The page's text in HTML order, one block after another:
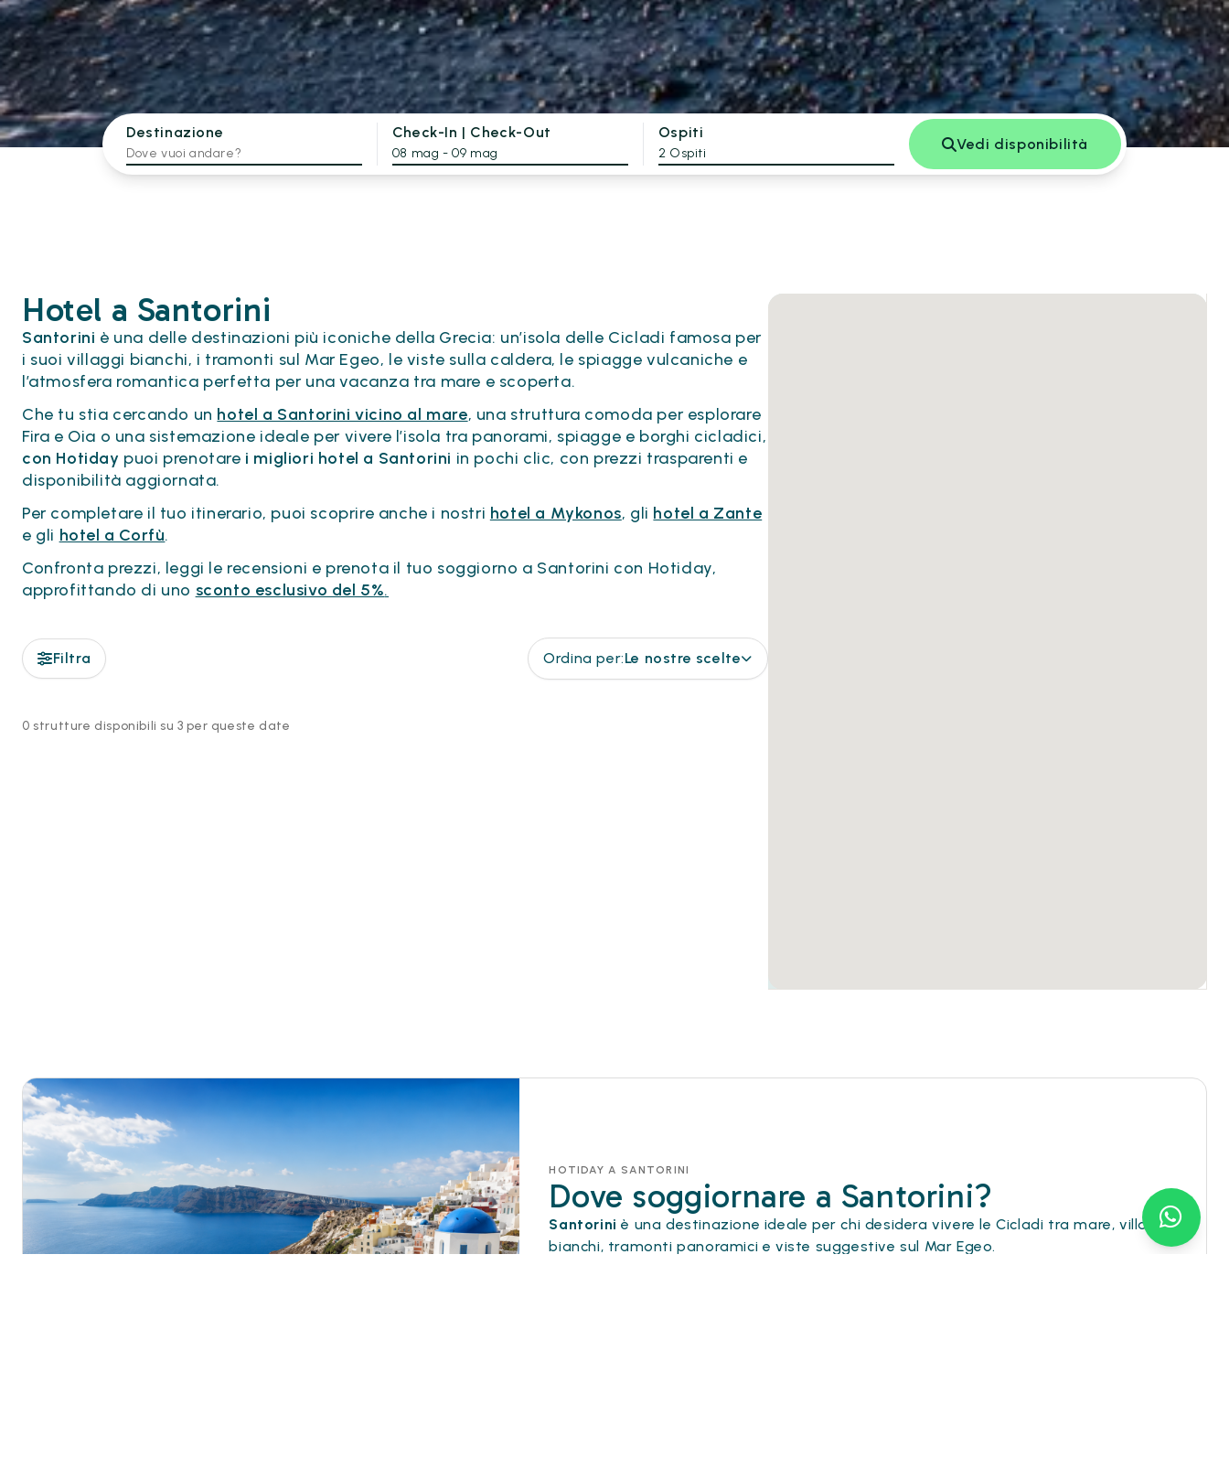
Destinazione Check-In | Check-Out
08 mag - 09 mag
Ospiti
2 Ospiti
Vedi disponibilità
Hotel a Santorini
Santorini è una delle destinazioni più iconiche della Grecia: un’isola delle Cicladi famosa per
i suoi villaggi bianchi, i tramonti sul Mar Egeo, le viste sulla caldera, le spiagge vulcaniche e
l’atmosfera romantica perfetta per una vacanza tra mare e scoperta.
Che tu stia cercando un hotel a Santorini vicino al mare, una struttura comoda per esplorare
Fira e Oia o una sistemazione ideale per vivere l’isola tra panorami, spiagge e borghi cicladici,
con Hotiday puoi prenotare i migliori hotel a Santorini in pochi clic, con prezzi trasparenti e
disponibilità aggiornata.
Per completare il tuo itinerario, puoi scoprire anche i nostri hotel a Mykonos, gli hotel a Zante
e gli hotel a Corfù.
Confronta prezzi, leggi le recensioni e prenota il tuo soggiorno a Santorini con Hotiday,
approfittando di uno sconto esclusivo del 5%.
Filtra Ordina per:Le nostre scelte
0 strutture disponibili su 3 per queste date
HOTIDAY A SANTORINI
Dove soggiornare a Santorini?
Santorini è una destinazione ideale per chi desidera vivere le Cicladi tra mare, villaggi
bianchi, tramonti panoramici e viste suggestive sul Mar Egeo.